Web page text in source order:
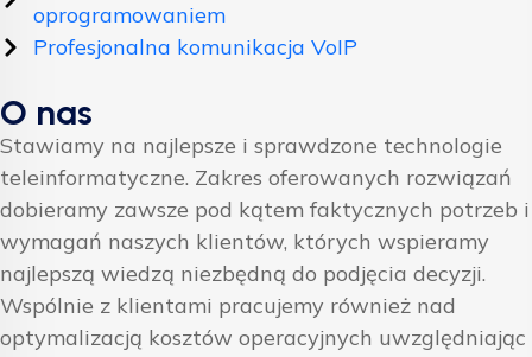
oprogramowaniem
Profesjonalna komunikacja VoIP
O nas
Stawiamy na najlepsze i sprawdzone technologie
teleinformatyczne. Zakres oferowanych rozwiązań
dobieramy zawsze pod kątem faktycznych potrzeb i
wymagań naszych klientów, których wspieramy
najlepszą wiedzą niezbędną do podjęcia decyzji.
Wspólnie z klientami pracujemy również nad
optymalizacją kosztów operacyjnych uwzględniając